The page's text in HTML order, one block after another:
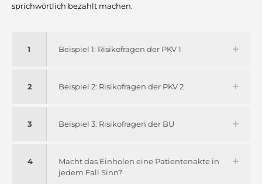
sprichwörtlich bezahlt machen.
1 Beispiel 1: Risikofragen der PKV 1
2 Beispiel 2: Risikofragen der PKV 2
3 Beispiel 3: Risikofragen der BU
4
Macht das Einholen eine Patientenakte in
jedem Fall Sinn?